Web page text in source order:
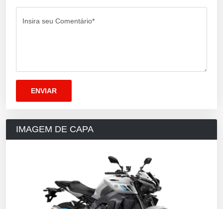
Insira seu Comentário*
IMAGEM DE CAPA